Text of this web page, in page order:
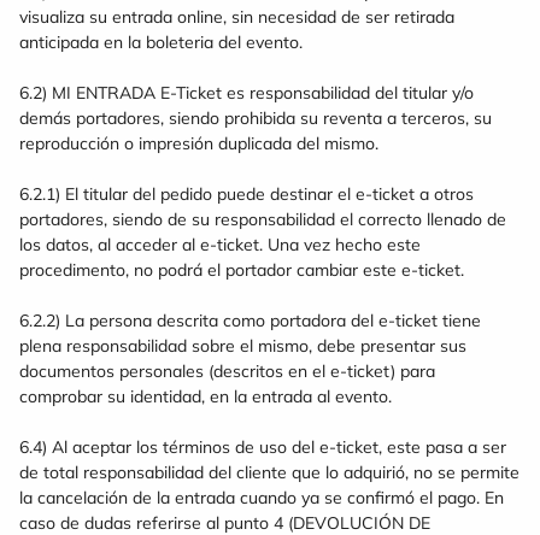
visualiza su entrada online, sin necesidad de ser retirada
anticipada en la boleteria del evento.
6.2) MI ENTRADA E-Ticket es responsabilidad del titular y/o
demás portadores, siendo prohibida su reventa a terceros, su
reproducción o impresión duplicada del mismo.
6.2.1) El titular del pedido puede destinar el e-ticket a otros
portadores, siendo de su responsabilidad el correcto llenado de
los datos, al acceder al e-ticket. Una vez hecho este
procedimento, no podrá el portador cambiar este e-ticket.
6.2.2) La persona descrita como portadora del e-ticket tiene
plena responsabilidad sobre el mismo, debe presentar sus
documentos personales (descritos en el e-ticket) para
comprobar su identidad, en la entrada al evento.
6.4) Al aceptar los términos de uso del e-ticket, este pasa a ser
de total responsabilidad del cliente que lo adquirió, no se permite
la cancelación de la entrada cuando ya se confirmó el pago. En
caso de dudas referirse al punto 4 (DEVOLUCIÓN DE